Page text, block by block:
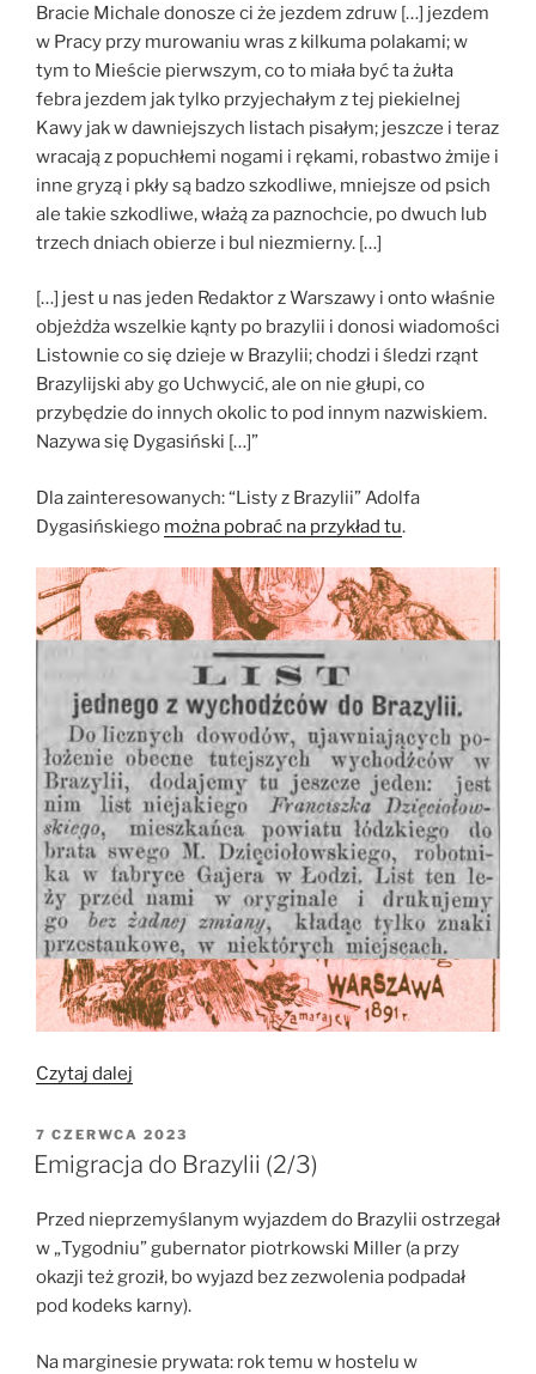
Bracie Michale donosze ci że jezdem zdruw […] jezdem
w Pracy przy murowaniu wras z kilkuma polakami; w
tym to Mieście pierwszym, co to miała być ta żułta
febra jezdem jak tylko przyjechałym z tej piekielnej
Kawy jak w dawniejszych listach pisałym; jeszcze i teraz
wracają z popuchłemi nogami i rękami, robastwo żmije i
inne gryzą i pkły są badzo szkodliwe, mniejsze od psich
ale takie szkodliwe, włażą za paznochcie, po dwuch lub
trzech dniach obierze i bul niezmierny. […]
[…] jest u nas jeden Redaktor z Warszawy i onto właśnie
objeżdża wszelkie kąnty po brazylii i donosi wiadomości
Listownie co się dzieje w Brazylii; chodzi i śledzi rząnt
Brazylijski aby go Uchwycić, ale on nie głupi, co
przybędzie do innych okolic to pod innym nazwiskiem.
Nazywa się Dygasiński […]”
Dla zainteresowanych: “Listy z Brazylii” Adolfa
Dygasińskiego można pobrać na przykład tu.
Czytaj dalej
Brazylii
(3/3)”
OPUBLIKOWANE
W
7 CZERWCA 2023
Emigracja do Brazylii (2/3)
Przed nieprzemyślanym wyjazdem do Brazylii ostrzegał
w „Tygodniu” gubernator piotrkowski Miller (a przy
okazji też groził, bo wyjazd bez zezwolenia podpadał
pod kodeks karny).
Na marginesie prywata: rok temu w hostelu w